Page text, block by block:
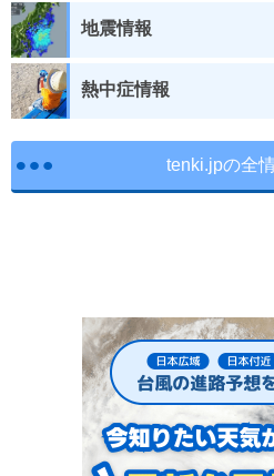
地震情報
熱中症情報
tenki.jpの全